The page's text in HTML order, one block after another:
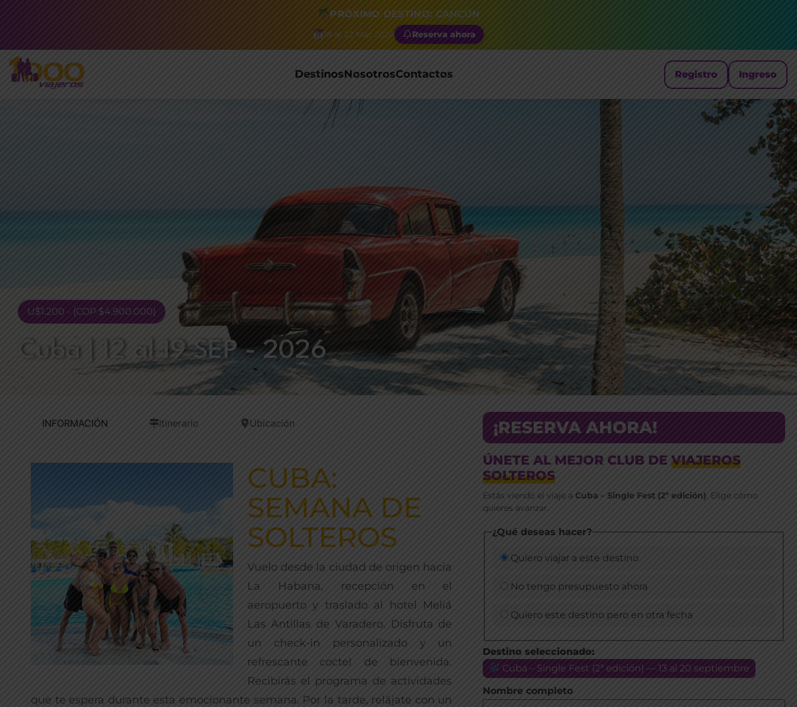
PRÓXIMO DESTINO: CANCÚN
18 al 22 Mar 2026 Reserva ahora
DestinosNosotrosContactos Registro Ingreso
U$1.200 - (COP $4.900.000)
Cuba | 12 al 19 SEP - 2026
INFORMACIÓN Itinerario Ubicación
CUBA:
SEMANA DE
SOLTEROS
Vuelo desde la ciudad de origen hacia
La Habana, recepción en el
aeropuerto y traslado al hotel Meliá
Las Antillas de Varadero. Disfruta de
un check-in personalizado y un
refrescante coctel de bienvenida.
Recibirás el programa de actividades
que te espera durante esta emocionante semana. Por la tarde, relájate con un
¡RESERVA AHORA!
ÚNETE AL MEJOR CLUB DEVIAJEROS
SOLTEROS
Estás viendo el viaje aCuba – Single Fest (2ª edición). Elige cómo
quieres avanzar.
¿Qué deseas hacer?
Quiero viajar a este destino
No tengo presupuesto ahora
Quiero este destino pero en otra fecha
Destino seleccionado:
Cuba – Single Fest (2ª edición) — 13 al 20 septiembre
Nombre completo